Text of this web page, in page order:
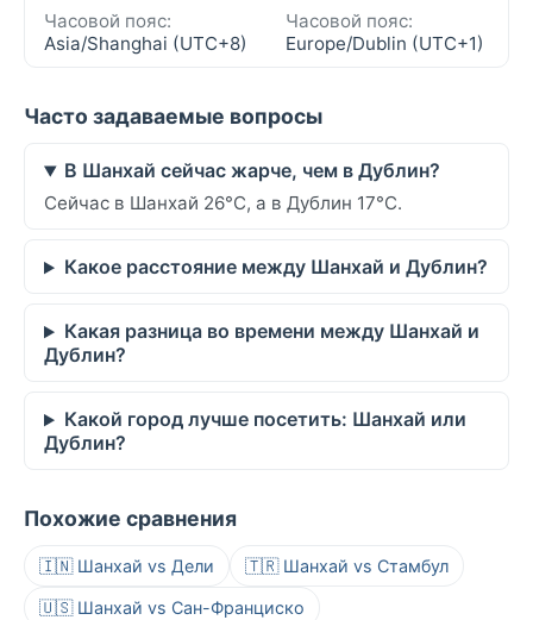
Часовой пояс:
Asia/Shanghai (UTC+8)
Часовой пояс:
Europe/Dublin (UTC+1)
Часто задаваемые вопросы
В Шанхай сейчас жарче, чем в Дублин?
Сейчас в Шанхай 26°C, а в Дублин 17°C.
Какое расстояние между Шанхай и Дублин?
Какая разница во времени между Шанхай и
Дублин?
Какой город лучше посетить: Шанхай или
Дублин?
Похожие сравнения
🇮🇳 Шанхай vs Дели 🇹🇷 Шанхай vs Стамбул
🇺🇸 Шанхай vs Сан-Франциско